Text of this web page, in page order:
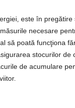
este în pregătire
necesare
să poată funcţiona
stocurilor de
de acumulare